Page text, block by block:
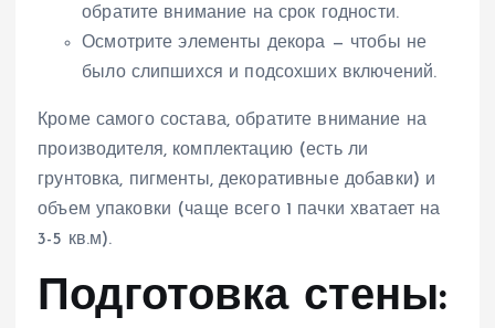
обратите внимание на срок годности.
Осмотрите элементы декора — чтобы не
было слипшихся и подсохших включений.
Кроме самого состава, обратите внимание на
производителя, комплектацию (есть ли
грунтовка, пигменты, декоративные добавки) и
объем упаковки (чаще всего 1 пачки хватает на
3-5 кв.м).
Подготовка стены: